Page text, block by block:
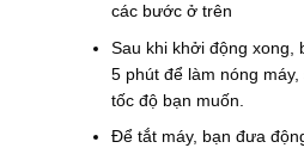
các bước ở trên
Sau khi khởi động xong,
5 phút để làm nóng
tốc độ bạn muốn.
Để tắt máy, bạn đưa